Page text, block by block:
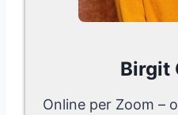
Birgit
Online per Zoom –